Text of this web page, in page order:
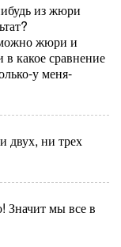
из жюри
жюри и
в какое сравнение
у меня-
двух, ни трех
Значит мы все в